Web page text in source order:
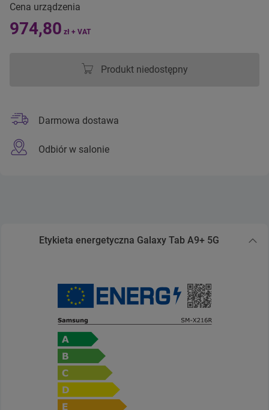
Cena urządzenia
974,80 zł + VAT
Produkt niedostępny
Darmowa dostawa
Odbiór w salonie
Etykieta energetyczna Galaxy Tab A9+ 5G
Zwiń sekcję Etykieta energetyczna Galaxy Tab A9+ 5G